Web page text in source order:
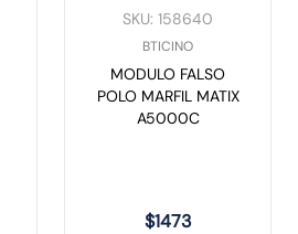
SKU: 158640
BTICINO
MODULO FALSO
POLO MARFIL MATIX
A5000C
$1473